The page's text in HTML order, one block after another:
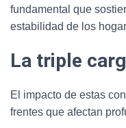
fundamental que
estabilidad de los
La triple
El impacto de estas
frentes que afectan